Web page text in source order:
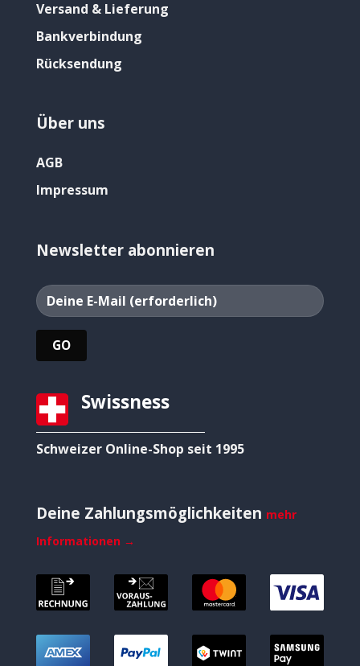
Versand & Lieferung
Bankverbindung
Rücksendung
Über uns
AGB
Impressum
Newsletter abonnieren
Swissness
Schweizer Online-Shop seit 1995
Deine Zahlungsmöglichkeiten mehr
Informationen →